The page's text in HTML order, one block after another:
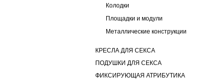
Колодки
Площадки и модули
Металлические конструкции
КРЕСЛА ДЛЯ СЕКСА
ПОДУШКИ ДЛЯ СЕКСА
ФИКСИРУЮЩАЯ АТРИБУТИКА